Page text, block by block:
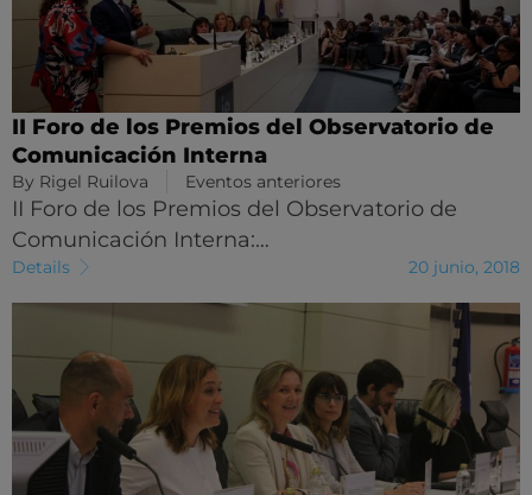
II Foro de los Premios del Observatorio de
Comunicación Interna
By Rigel Ruilova Eventos anteriores
II Foro de los Premios del Observatorio de
Comunicación Interna:…
Details 20 junio, 2018